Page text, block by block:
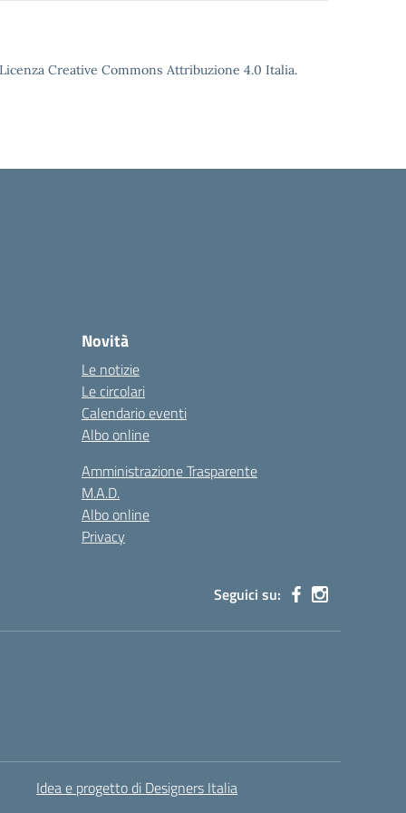
Creative Commons Attribuzione 4.0 Italia.
Novità
Le notizie
Le circolari
Calendario eventi
Albo online
Amministrazione Trasparente
M.A.D.
Albo online
Privacy
Seguici su:
Idea e progetto di Designers Italia